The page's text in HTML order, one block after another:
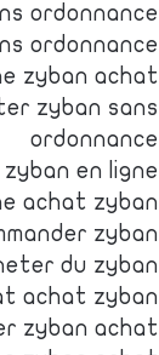
ordonnance
ordonnance
zyban achat
zyban sans
ordonnance
en ligne
achat zyban
zyban
du zyban
achat zyban
zyban achat